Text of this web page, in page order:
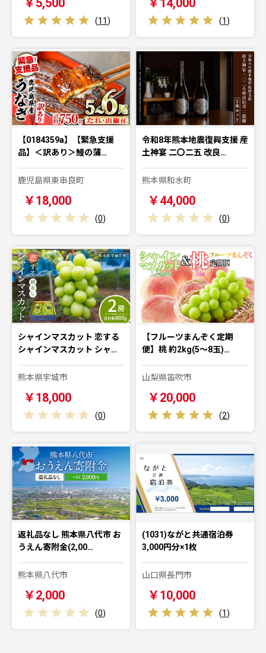
￥5,500
(11)
￥14,000
(1)
【0184359a】【緊急支援
品】＜訳あり＞鰻の蒲…
鹿児島県東串良町
￥18,000
(0)
令和8年熊本地震復興支援 産
土神宴 二〇二五 改良…
熊本県和水町
￥44,000
(0)
シャインマスカット 恋する
シャインマスカット シャ…
熊本県宇城市
￥18,000
(0)
【フルーツまんぞく定期
便】桃 約2kg(5～8玉)…
山梨県笛吹市
￥20,000
(2)
返礼品なし 熊本県八代市 お
うえん寄附金(2,00…
熊本県八代市
￥2,000
(0)
(1031)ながと共通宿泊券
3,000円分×1枚
山口県長門市
￥10,000
(1)